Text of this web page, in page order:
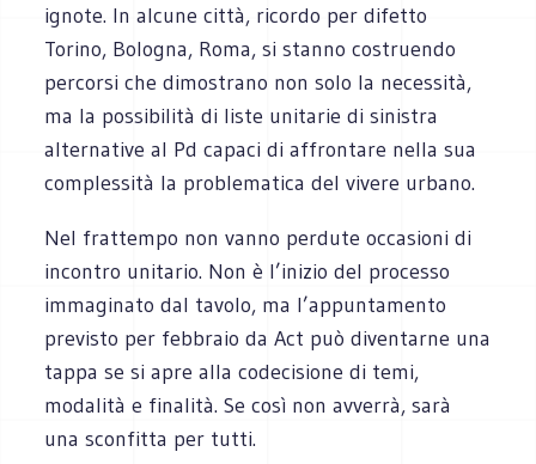
ignote. In alcune città, ricordo per difetto
Torino, Bologna, Roma, si stanno costruendo
percorsi che dimostrano non solo la necessità,
ma la possibilità di liste unitarie di sinistra
alternative al Pd capaci di affrontare nella sua
complessità la problematica del vivere urbano.
Nel frattempo non vanno perdute occasioni di
incontro unitario. Non è l’inizio del processo
immaginato dal tavolo, ma l’appuntamento
previsto per febbraio da Act può diventarne una
tappa se si apre alla codecisione di temi,
modalità e finalità. Se così non avverrà, sarà
una sconfitta per tutti.